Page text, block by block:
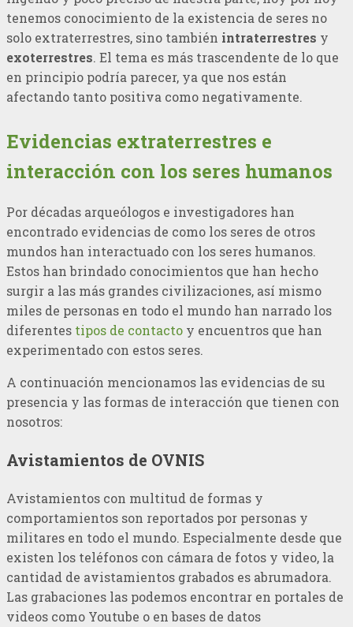
tenemos conocimiento de la existencia de seres no
solo extraterrestres, sino también intraterrestres y
exoterrestres. El tema es más trascendente de lo que
en principio podría parecer, ya que nos están
afectando tanto positiva como negativamente.
Evidencias extraterrestres e
interacción con los seres humanos
Por décadas arqueólogos e investigadores han
encontrado evidencias de como los seres de otros
mundos han interactuado con los seres humanos.
Estos han brindado conocimientos que han hecho
surgir a las más grandes civilizaciones, así mismo
miles de personas en todo el mundo han narrado los
diferentes tipos de contacto y encuentros que han
experimentado con estos seres.
A continuación mencionamos las evidencias de su
presencia y las formas de interacción que tienen con
nosotros:
Avistamientos de OVNIS
Avistamientos con multitud de formas y
comportamientos son reportados por personas y
militares en todo el mundo. Especialmente desde que
existen los teléfonos con cámara de fotos y video, la
cantidad de avistamientos grabados es abrumadora.
Las grabaciones las podemos encontrar en portales de
videos como Youtube o en bases de datos